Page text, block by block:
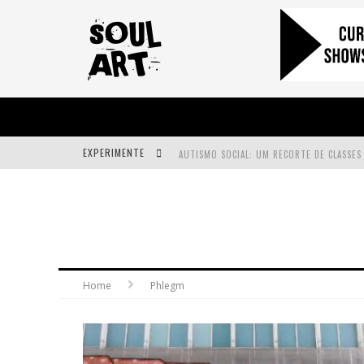
EXPERIMENTE
Home Phlegm